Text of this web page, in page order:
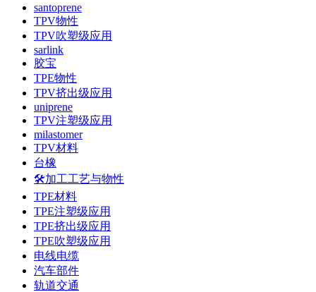
santoprene
TPV物性
TPV吹塑级应用
sarlink
胶宝
TPE物性
TPV挤出级应用
uniprene
TPV注塑级应用
milastomer
TPV材料
台橡
🛠️加工工艺与物性
TPE材料
TPE注塑级应用
TPE挤出级应用
TPE吹塑级应用
电线电缆
汽车部件
轨道交通